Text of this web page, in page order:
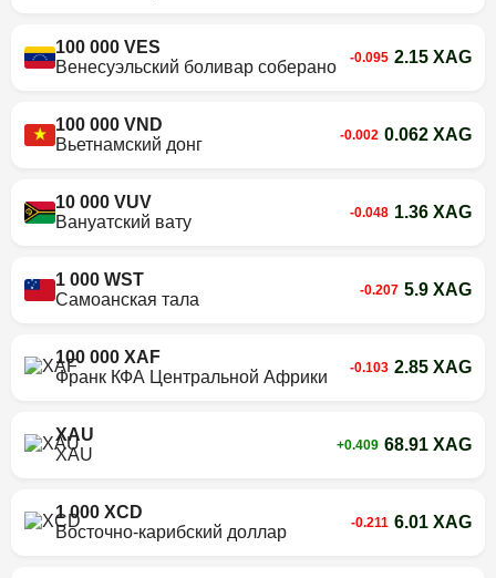
100 000 VES
Венесуэльский боливар соберано
-0.095 2.15 XAG
100 000 VND
Вьетнамский донг
-0.002 0.062 XAG
10 000 VUV
Вануатский вату
-0.048 1.36 XAG
1 000 WST
Самоанская тала
-0.207 5.9 XAG
100 000 XAF
Франк КФА Центральной Африки
-0.103 2.85 XAG
XAU
XAU
+0.409 68.91 XAG
1 000 XCD
Восточно-карибский доллар
-0.211 6.01 XAG